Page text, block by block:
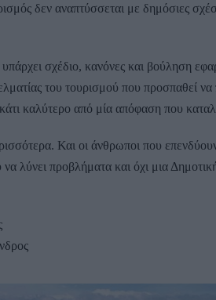
δεν αναπτύσσεται με δημόσιες
σχέδιο, κανόνες και βούληση
του τουρισμού που προσπαθεί να
κάτι καλύτερο από μία απόφαση που
Και οι άνθρωποι που
λύνει προβλήματα και όχι μια